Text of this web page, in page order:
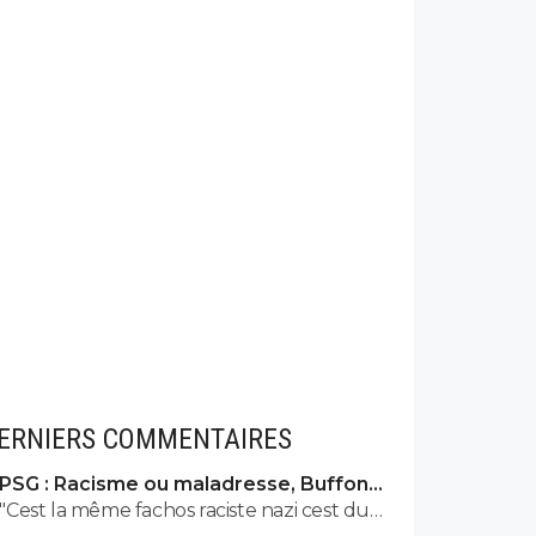
COMMENTAIRES
PSG : Racisme ou maladresse, Buffon
écarte Suzuki
"Cest la même fachos raciste nazi cest du